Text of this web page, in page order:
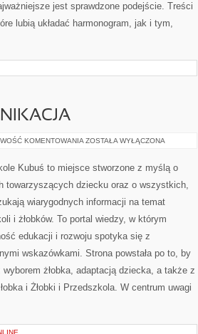
jest sprawdzone podejście. Treści
lubią układać harmonogram, jak i tym,
KOMENTOWANIA ROZWÓJ
KOMUNIKACJA
ZOSTAŁA WYŁĄCZONA
Kubuś to miejsce stworzone z myślą o
towarzyszących dziecku oraz o wszystkich,
wiarygodnych informacji na temat
i żłobków. To portal wiedzy, w którym
edukacji i rozwoju spotyka się z
wskazówkami. Strona powstała po to, by
żłobka, adaptacją dziecka, a także z
i Żłobki i Przedszkola. W centrum uwagi